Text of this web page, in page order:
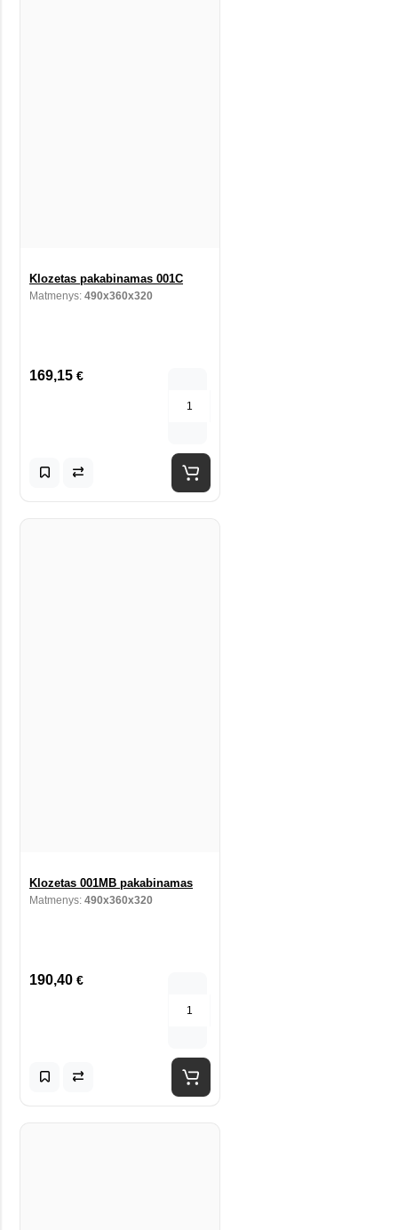
Klozetas pakabinamas 001C
Matmenys: 490x360x320
169,15 €
Klozetas 001MB pakabinamas
Matmenys: 490x360x320
190,40 €